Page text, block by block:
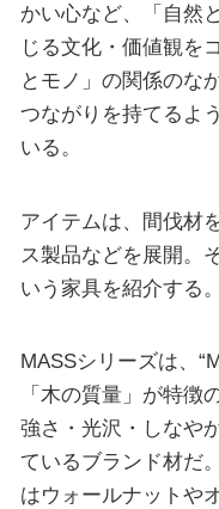
かい心など、「自然
じる文化・価値観を
とモノ」の関係のな
つながりを持てるよ
いる。
アイテムは、間伐材
ス製品などを展開。
いう家具を紹介する。
MASSシリーズは、
「木の質量」が特徴
強さ・光沢・しなや
ているブランド材だ
はウォールナットや